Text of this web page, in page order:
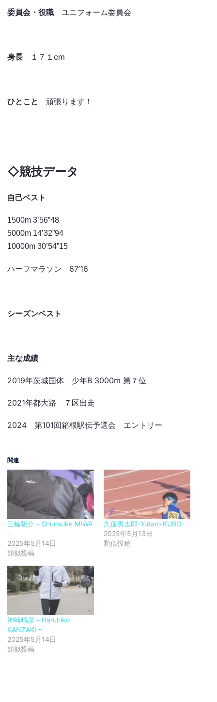
委員会・役職 ユニフォーム委員会
身長 １７１cm
ひとこと 頑張ります！
◇競技データ
自己ベスト
1500m 3’56”48
5000m 14’32”94
10000m 30’54”15
ハーフマラソン 67’16
シーズンベスト
主な成績
2019年茨城国体 少年B 3000m 第７位
2021年都大路 ７区出走
2024 第101回箱根駅伝予選会 エントリー
関連
三輪駿介 – Shunsuke MIWA
–
2025年5月14日
類似投稿
久保勇太郎-Yutaro KUBO-
2025年5月13日
類似投稿
神崎晴彦 – Haruhiko
KANZAKI –
2025年5月14日
類似投稿